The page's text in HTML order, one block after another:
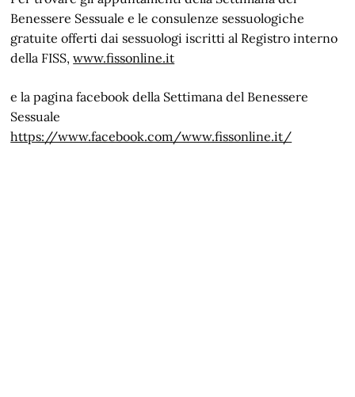
Benessere Sessuale e le consulenze sessuologiche
gratuite offerti dai sessuologi iscritti al Registro interno
della FISS,www.fissonline.it
e la pagina facebook della Settimana del Benessere
Sessuale
https://www.facebook.com/www.fissonline.it/